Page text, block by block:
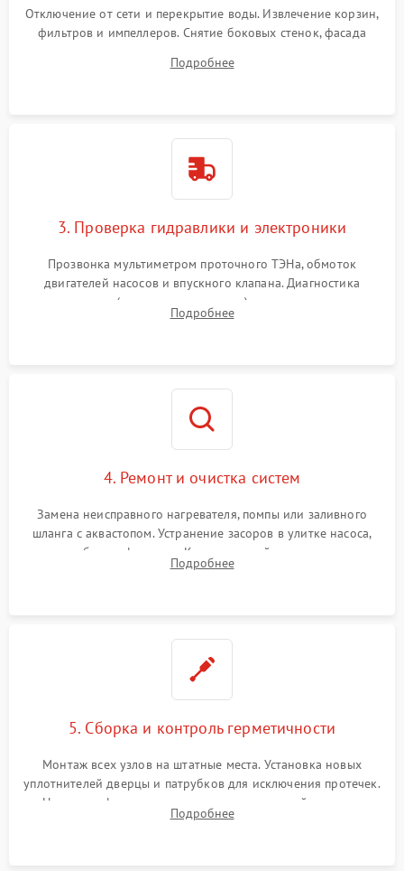
Отключение от сети и перекрытие воды. Извлечение корзин,
фильтров и импеллеров. Снятие боковых стенок, фасада
циркуляционному насосу, ТЭНу и сливной помпе.
Подробнее
3. Проверка гидравлики и электроники
Прозвонка мультиметром проточного ТЭНа, обмоток
двигателей насосов и впускного клапана. Диагностика
прессостата (датчика уровня воды), датчика мутности,
концевика дверцы и электронного модуля управления.
Подробнее
4. Ремонт и очистка систем
Замена неисправного нагревателя, помпы или заливного
шланга с аквастопом. Устранение засоров в улитке насоса,
патрубках и фильтрах. Компонентный ремонт платы
управления, восстановление поврежденной проводки.
Подробнее
5. Сборка и контроль герметичности
Монтаж всех узлов на штатные места. Установка новых
уплотнителей дверцы и патрубков для исключения протечек.
Надежная фиксация хомутов гидравлической системы,
сборка корпуса и установка датчика поплавка.
Подробнее